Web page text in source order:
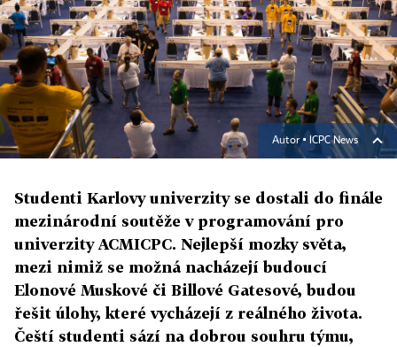
Autor ▪ ICPC News
Studenti Karlovy univerzity se dostali do finále
mezinárodní soutěže v programování pro
univerzity ACMICPC. Nejlepší mozky světa,
mezi nimiž se možná nacházejí budoucí
Elonové Muskové či Billové Gatesové, budou
řešit úlohy, které vycházejí z reálného života.
Čeští studenti sází na dobrou souhru týmu,